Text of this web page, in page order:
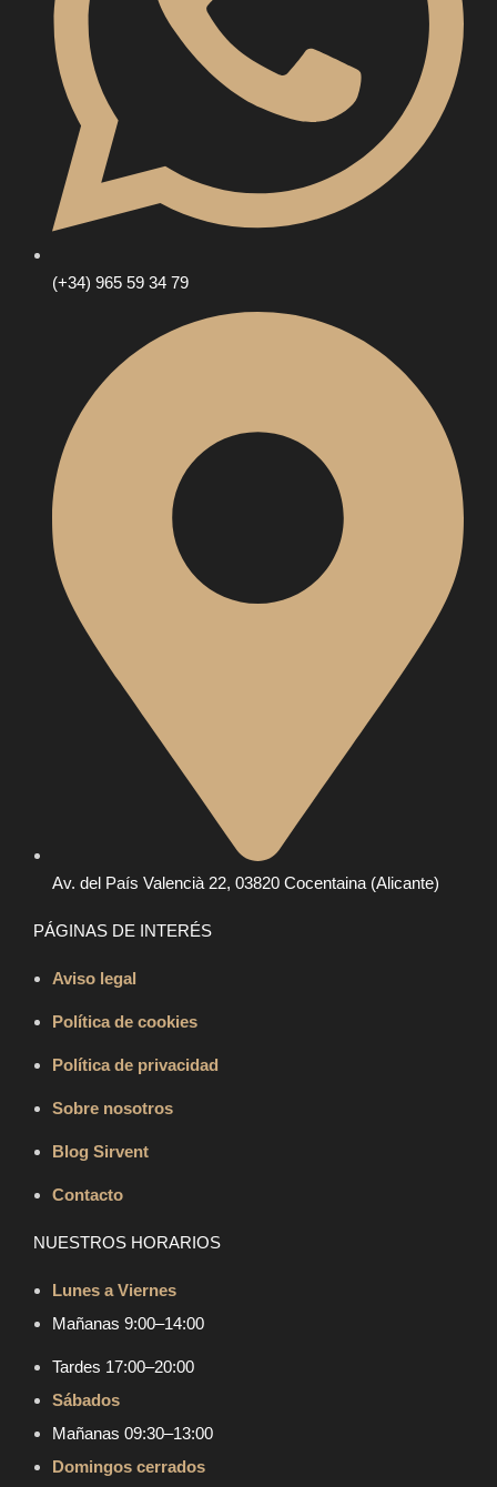
(+34) 965 59 34 79
Av. del País Valencià 22, 03820 Cocentaina (Alicante)
PÁGINAS DE INTERÉS
Aviso legal
Política de cookies
Política de privacidad
Sobre nosotros
Blog Sirvent
Contacto
NUESTROS HORARIOS
Lunes a Viernes
Mañanas 9:00–14:00
Tardes 17:00–20:00
Sábados
Mañanas 09:30–13:00
Domingos cerrados